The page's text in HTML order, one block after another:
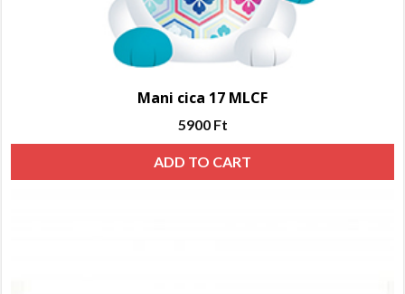
Mani cica 17 MLCF
5900 Ft
ADD TO CART